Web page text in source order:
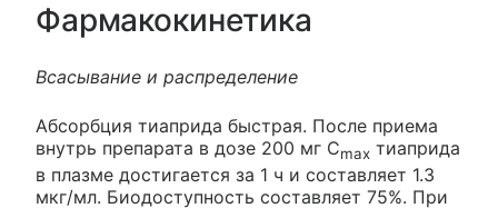
Фармакокинетика
Всасывание и распределение
Абсорбция тиаприда быстрая. После приема
внутрь препарата в дозе 200 мг Cmax тиаприда
в плазме достигается за 1 ч и составляет 1.3
мкг/мл. Биодоступность составляет 75%. При